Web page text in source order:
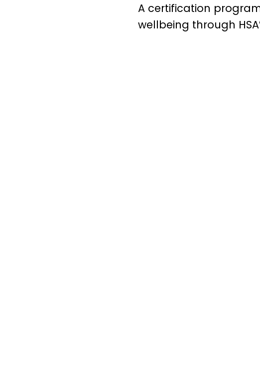
A certification
wellbeing through